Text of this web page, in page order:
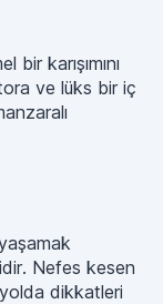
karışımını
ve lüks bir iç
Nefes kesen
dikkatleri